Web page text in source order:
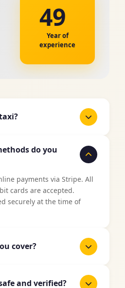
49
Year of
experience
enter your pickup location
date and time, and then
vehicle type. You'll get an
confirming your
do you
payments via Stripe. All
cards are accepted.
securely at the time of
cover?
Gothenburg, Malmö,
and verified?